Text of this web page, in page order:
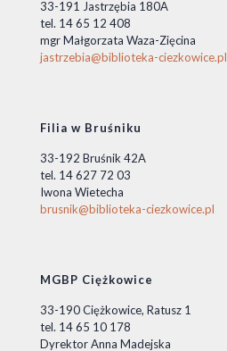
33-191 Jastrzębia 180A
tel. 14 65 12 408
mgr Małgorzata Waza-Zięcina
jastrzebia@biblioteka-ciezkowice.pl
Filia w Bruśniku
33-192 Bruśnik 42A
tel. 14 627 72 03
Iwona Wietecha
brusnik@biblioteka-ciezkowice.pl
MGBP Ciężkowice
33-190 Ciężkowice, Ratusz 1
tel. 14 65 10 178
Dyrektor Anna Madejska